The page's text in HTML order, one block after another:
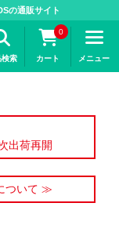
の通販サイト
検索
0
カート メニュー
出荷再開
ついて ≫